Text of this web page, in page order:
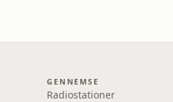
GENNEMSE
Radiostationer